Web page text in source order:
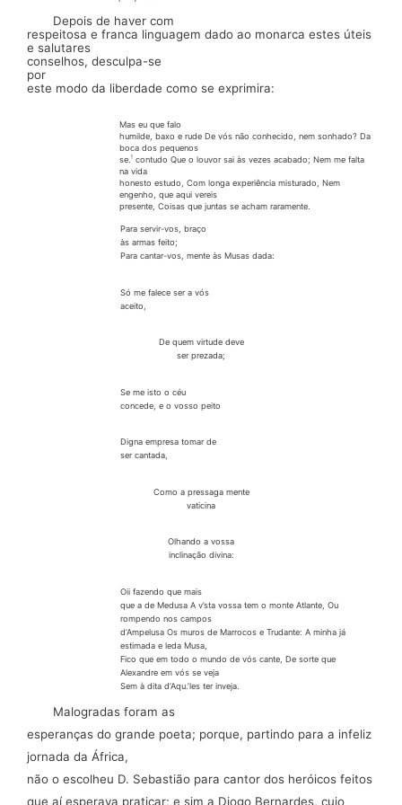
Depois de haver com
respeitosa e franca linguagem dado ao monarca estes úteis
e salutares
conselhos, desculpa-se
por
este modo da liberdade como se exprimira:
Mas eu que falo
humilde, baxo e rude De vós não conhecido, nem sonhado? Da
boca dos pequenos
se. !contudo Que o louvor sai às vezes acabado; Nem me falta
na vida
honesto estudo, Com longa experiência misturado, Nem
engenho, que aqui vereis
presente, Coisas que juntas se acham raramente.
Para servir-vos, braço
às armas feito;
Para cantar-vos, mente às Musas dada:
Só me falece ser a vós
aceito,
De quem virtude deve
ser prezada;
Se me isto o céu
concede, e o vosso peito
Digna empresa tomar de
ser cantada,
Como a pressaga mente
vaticina
Olhando a vossa
inclinação divina:
Oii fazendo que mais
que a de Medusa A v’sta vossa tem o monte Atlante, Ou
rompendo nos campos
d’Ampelusa Os muros de Marrocos e Trudante: A minha já
estimada e leda Musa,
Fico que em todo o mundo de vós cante, De sorte que
Alexandre em vós se veja
Sem à dita d’Aqu.’les ter inveja.
Malogradas foram as
esperanças do grande poeta; porque, partindo para a infeliz
jornada da África,
não o escolheu D. Sebastião para cantor dos heróicos feitos
que aí esperava praticar; e sim a Diogo Bernardes, cujo